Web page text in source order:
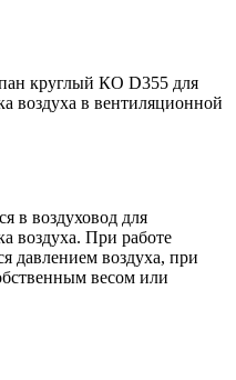
круглый КО D355 для
воздуха в вентиляционной
в воздуховод для
воздуха. При работе
давлением воздуха, при
весом или